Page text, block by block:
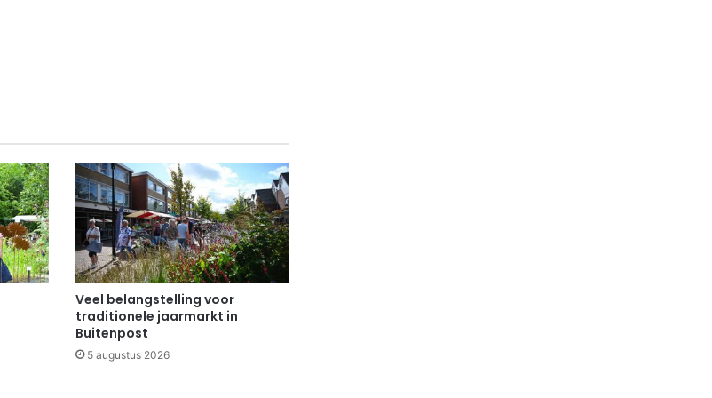
Veel belangstelling voor
traditionele jaarmarkt in
Buitenpost
5 augustus 2026